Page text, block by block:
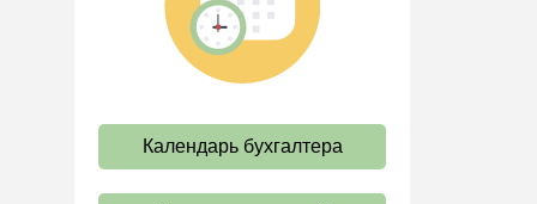
труда
Отпуск и время отдыха
Ответственность и
взыскания
Календарь бухгалтера